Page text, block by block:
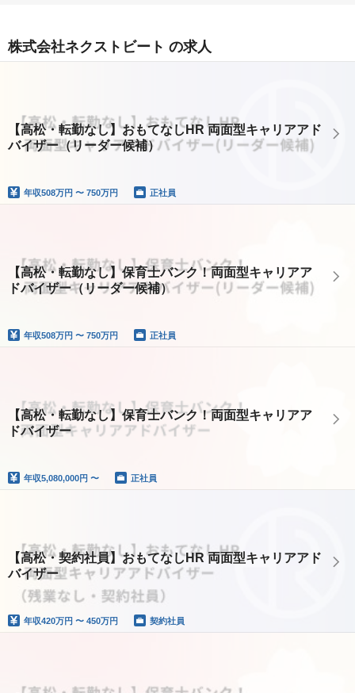
株式会社ネクストビート の求人
【高松・転勤なし】おもてなしHR 両面型キャリアアド
バイザー（リーダー候補）
年収508万円 〜 750万円 正社員
【高松・転勤なし】保育士バンク！両面型キャリアア
ドバイザー（リーダー候補）
年収508万円 〜 750万円 正社員
【高松・転勤なし】保育士バンク！両面型キャリアア
ドバイザー
年収5,080,000円 〜 正社員
【高松・契約社員】おもてなしHR 両面型キャリアアド
バイザー
年収420万円 〜 450万円 契約社員